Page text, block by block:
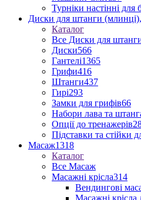
Турніки настінні для
Диски для штанги (млинці),
Каталог
Все Диски для
Диски566
Гантелі1365
Грифи416
Штанги437
Гирі293
Замки для грифів66
Набори лава та
Опції до тренажерів
Підставки та стійки
Масаж1318
Каталог
Все Масаж
Масажні крісла314
Вендингові
Масажні крісла